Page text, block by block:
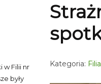
w Filii nr
były
Kategoria: